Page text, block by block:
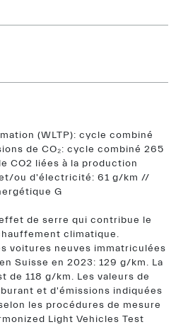
(WLTP): cycle combiné
de CO₂: cycle combiné 265
CO2 liées à la production
ou d'électricité: 61 g/km //
G
de serre qui contribue le
climatique.
voitures neuves immatriculées
Suisse en 2023: 129 g/km. La
de 118 g/km. Les valeurs de
et d'émissions indiquées
les procédures de mesure
Light Vehicles Test